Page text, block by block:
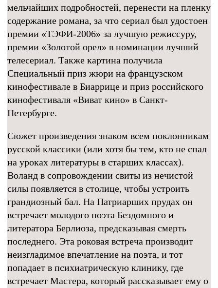
мельчайших подробностей, перенести на пленку
содержание романа, за что сериал был удостоен
премии «ТЭФИ-2006» за лучшую режиссуру,
премии «Золотой орел» в номинации лучший
телесериал. Также картина получила
Специальный приз жюри на французском
кинофестивале в Биаррице и приз российского
кинофестиваля «Виват кино» в Санкт-
Петербурге.
Сюжет произведения знаком всем поклонникам
русской классики (или хотя бы тем, кто не спал
на уроках литературы в старших классах).
Воланд в сопровождении свиты из нечистой
силы появляется в столице, чтобы устроить
грандиозный бал. На Патриарших прудах он
встречает молодого поэта Бездомного и
литератора Берлиоза, предсказывая смерть
последнего. Эта роковая встреча производит
неизгладимое впечатление на поэта, и тот
попадает в психиатрическую клинику, где
встречает Мастера, который рассказывает ему о